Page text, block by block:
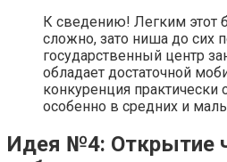
К сведению! Легким этот
сложно, зато ниша до сих
государственный центр
обладает достаточной
конкуренция практически
особенно в средних и
Идея №4: Открытие